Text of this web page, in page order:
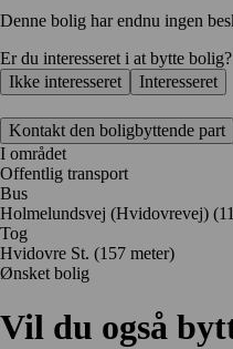
Denne bolig har endnu ingen
Er du interesseret i at bytte bolig?
Ikke interesseret
Interesseret
Kontakt den boligbyttende part
I området
Offentlig transport
Bus
Holmelundsvej (Hvidovrevej)
Tog
Hvidovre St. (157 meter)
Ønsket bolig
Vil du også